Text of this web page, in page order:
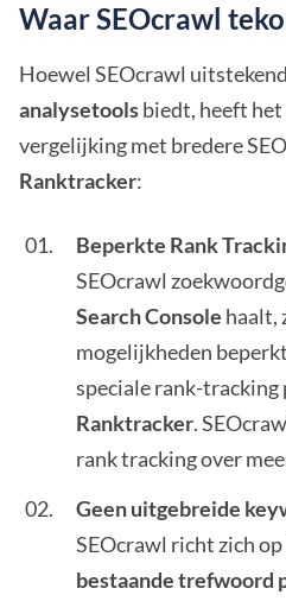
Waar SEOcrawl
Hoewel SEOcrawl
analysetoolsbiedt, heeft
vergelijking met bredere
Ranktracker:
Beperkte Rank
SEOcrawl
Search Console haalt,
mogelijkheden
speciale rank-tracking
Ranktracker.
rank tracking over
Geen uitgebreide
SEOcrawl richt zich op
bestaande trefwoord